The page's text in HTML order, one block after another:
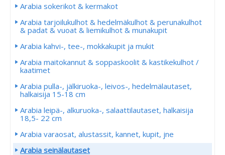
Arabia sokerikot & kermakot
Arabia tarjoilukulhot & hedelmäkulhot & perunakulhot
& padat & vuoat & liemikulhot & munakupit
Arabia kahvi-, tee-, mokkakupit ja mukit
Arabia maitokannut & soppaskoolit & kastikekulhot /
kaatimet
Arabia pulla-, jälkiruoka-, leivos-, hedelmälautaset,
halkaisija 15-18 cm
Arabia leipä-, alkuruoka-, salaattilautaset, halkaisija
18,5- 22 cm
Arabia varaosat, alustassit, kannet, kupit, jne
Arabia seinälautaset